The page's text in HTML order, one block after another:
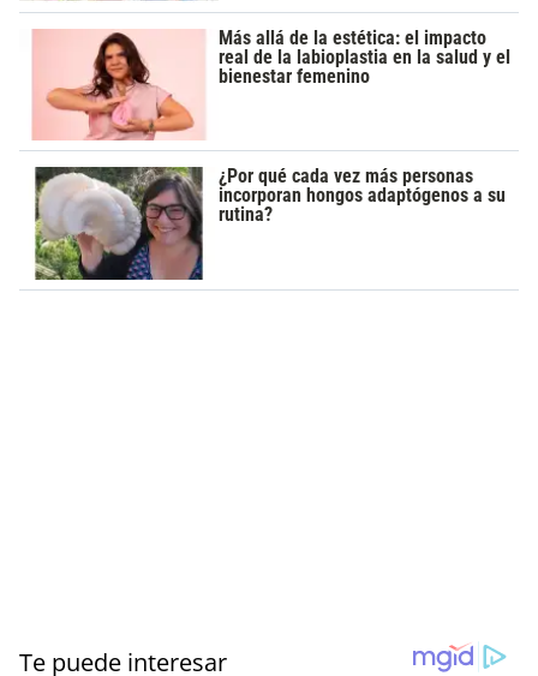
Más allá de la estética: el impacto
real de la labioplastia en la salud y el
bienestar femenino
¿Por qué cada vez más personas
incorporan hongos adaptógenos a su
rutina?